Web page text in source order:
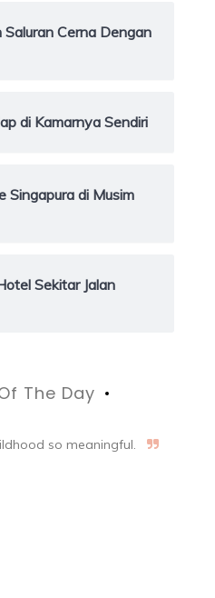
Cerna Dengan
di Kamarnya Sendiri
Singapura di Musim
Sekitar Jalan
The Day
so meaningful.